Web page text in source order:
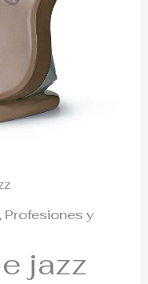
, Profesiones y
jazz